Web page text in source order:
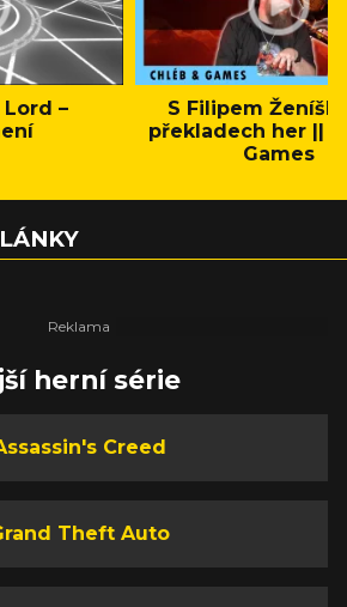
–
S Filipem
překladech her ||
Games
herní série
Creed
Theft Auto